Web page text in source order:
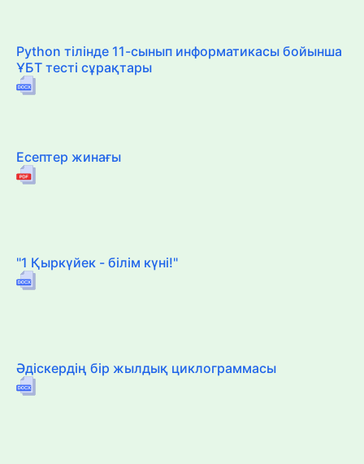
Python тілінде 11-сынып информатикасы бойынша
ҰБТ тесті сұрақтары
Есептер жинағы
"1 Қыркүйек - білім күні!"
Әдіскердің бір жылдық циклограммасы